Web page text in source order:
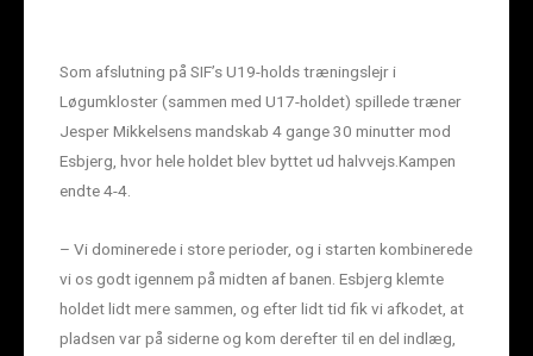
Som afslutning på SIF’s U19-holds træningslejr i
Løgumkloster (sammen med U17-holdet) spillede træner
Jesper Mikkelsens mandskab 4 gange 30 minutter mod
Esbjerg, hvor hele holdet blev byttet ud halvvejs.Kampen
endte 4-4.
– Vi dominerede i store perioder, og i starten kombinerede
vi os godt igennem på midten af banen. Esbjerg klemte
holdet lidt mere sammen, og efter lidt tid fik vi afkodet, at
pladsen var på siderne og kom derefter til en del indlæg,